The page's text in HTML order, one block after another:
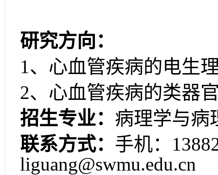
研究方向：
1、心血管疾病的电生
2、心血管疾病的类器
招生专业： 病理学与病
联系方式： 手机：
liguang@swmu.edu.cn